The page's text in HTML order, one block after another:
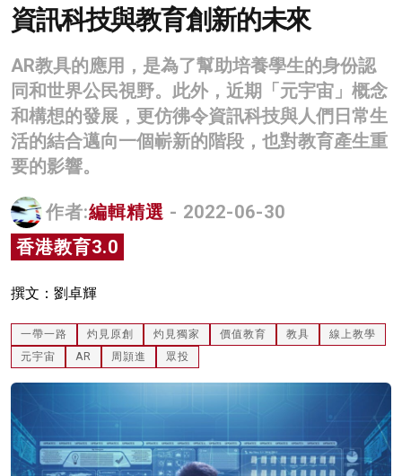
生活
商業
科技
影片
名家榜
灼見活動
資訊科技與教育創新的未來
AR教具的應用，是為了幫助培養學生的身份認
同和世界公民視野。此外，近期「元宇宙」概念
和構想的發展，更仿彿令資訊科技與人們日常生
活的結合邁向一個嶄新的階段，也對教育產生重
要的影響。
作者:編輯精選 - 2022-06-30
香港教育3.0
撰文：劉卓輝
一帶一路 灼見原創 灼見獨家 價值教育 教具
線上教學
元宇宙
AR 周頴進 眾投